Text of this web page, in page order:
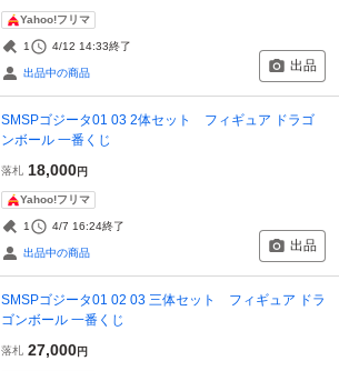
Yahoo!フリマ
1 4/12 14:33終了
出品中の商品 出品
SMSPゴジータ01 03 2体セット フィギュア ドラゴ
ンボール 一番くじ
落札 18,000円
Yahoo!フリマ
1 4/7 16:24終了
出品中の商品 出品
SMSPゴジータ01 02 03 三体セット フィギュア ドラ
ゴンボール 一番くじ
落札 27,000円